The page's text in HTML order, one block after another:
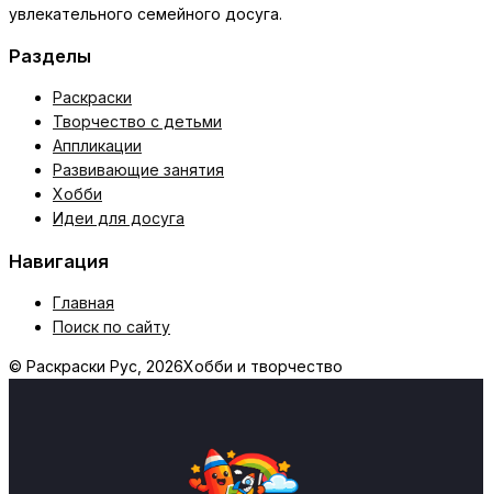
увлекательного семейного досуга.
Разделы
Раскраски
Творчество с детьми
Аппликации
Развивающие занятия
Хобби
Идеи для досуга
Навигация
Главная
Поиск по сайту
© Раскраски Рус, 2026Хобби и творчество